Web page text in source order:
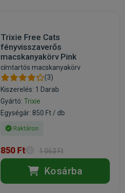
Trixie Free Cats
fényvisszaverős
macskanyakörv Pink
címtartós macskanyakörv
(3)
Kiszerelés: 1 Darab
Gyártó: Trixie
Egységár: 850 Ft / db
Raktáron
850 Ft 1 063 Ft
Kosárba